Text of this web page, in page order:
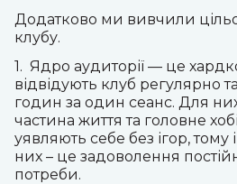
Додатково ми вивчили
клубу.
1. Ядро аудиторії — це
відвідують клуб регулярно
годин за один сеанс. Для
частина життя та головне
уявляють себе без ігор, тому
них – це задоволення
потреби.